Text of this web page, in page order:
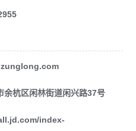
余杭区闲林街道闲兴路37号
index-